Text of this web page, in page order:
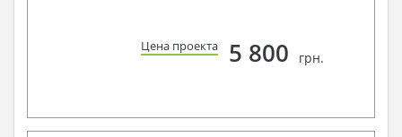
Цена проекта 5 800 грн.